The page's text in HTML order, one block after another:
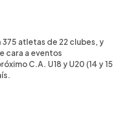
atletas de 22 clubes, y
cara a eventos
C.A. U18 y U20 (14 y 15